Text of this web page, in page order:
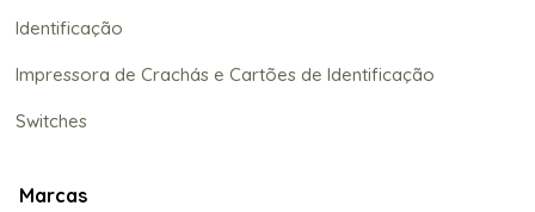
Identificação
Impressora de Crachás e Cartões de Identificação
Switches
Marcas